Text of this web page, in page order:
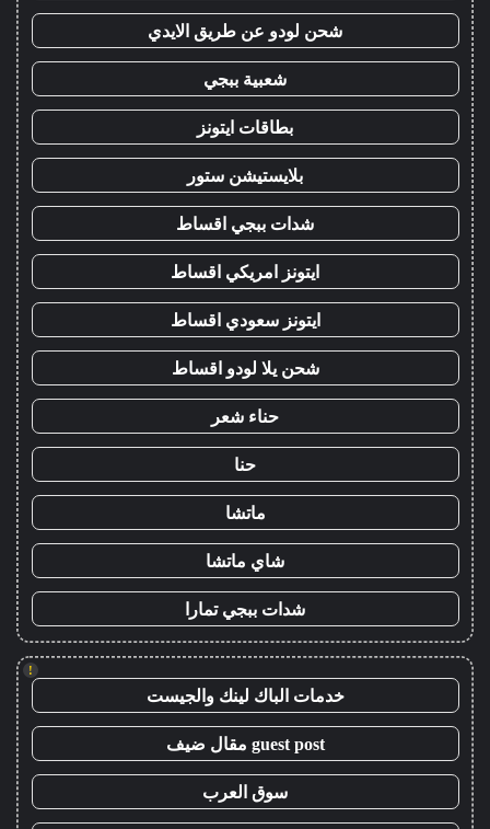
شحن لودو عن طريق الايدي
شعبية ببجي
بطاقات ايتونز
بلايستيشن ستور
شدات ببجي اقساط
ايتونز امريكي اقساط
ايتونز سعودي اقساط
شحن يلا لودو اقساط
حناء شعر
حنا
ماتشا
شاي ماتشا
شدات ببجي تمارا
!
خدمات الباك لينك والجيست
guest post مقال ضيف
سوق العرب